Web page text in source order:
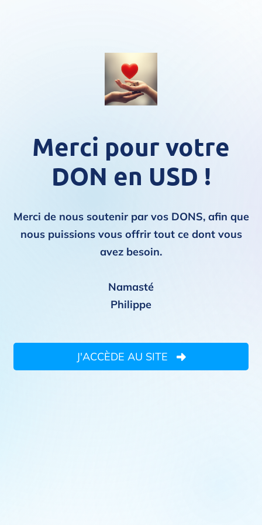
Merci pour votre
DON en USD !
Merci de nous soutenir par vos DONS, afin que
nous puissions vous offrir tout ce dont vous
avez besoin.
Namasté
Philippe
J'ACCÈDE AU SITE